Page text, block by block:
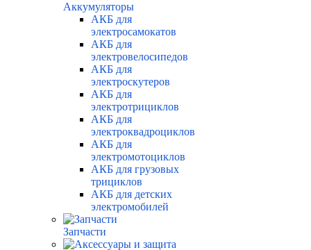
Аккумуляторы
АКБ для
электросамокатов
АКБ для
электровелосипедов
АКБ для
электроскутеров
АКБ для
электротрициклов
АКБ для
электроквадроциклов
АКБ для
электромотоциклов
АКБ для грузовых
трициклов
АКБ для детских
электромобилей
Запчасти